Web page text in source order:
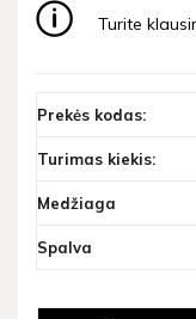
Turite
Prekės kodas:
Turimas kiekis:
Medžiaga
Spalva